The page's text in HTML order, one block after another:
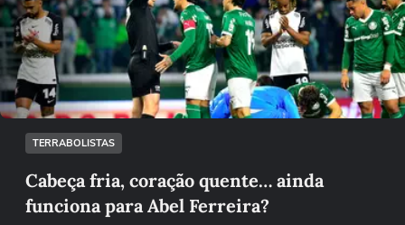
Não foi possível reproduzir o vídeo
Tentar novamente
TERRABOLISTAS
Cabeça fria, coração quente… ainda
funciona para Abel Ferreira?